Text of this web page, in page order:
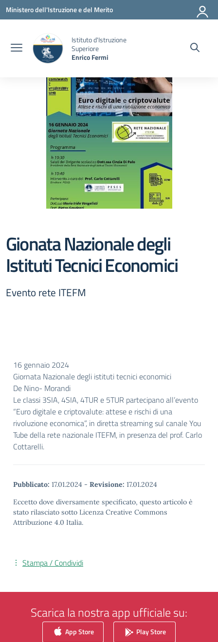
Vai ai contenuti
Vai al menu di navigazione
Vai al footer
Ministero dell'Istruzione e del Merito
Istituto d'Istruzione
Superiore
Enrico Fermi
Gionata Nazionale degli
Istituti Tecnici Economici
Evento rete ITEFM
16 gennaio 2024
Giornata Nazionale degli istituti tecnici economici
De Nino- Morandi
Le classi 3SIA, 4SIA, 4TUR e 5TUR partecipano all’evento
“Euro digitale e criptovalute: attese e rischi di una
rivoluzione economica”, in diretta streaming sul canale You
Tube della rete nazionale ITEFM, in presenza del prof. Carlo
Cottarelli.
Pubblicato: 17.01.2024 - Revisione: 17.01.2024
Eccetto dove diversamente specificato, questo articolo è
stato rilasciato sotto Licenza Creative Commons
Attribuzione 4.0 Italia.
Stampa / Condividi
Scarica la nostra app ufficiale su:
App Store Play Store